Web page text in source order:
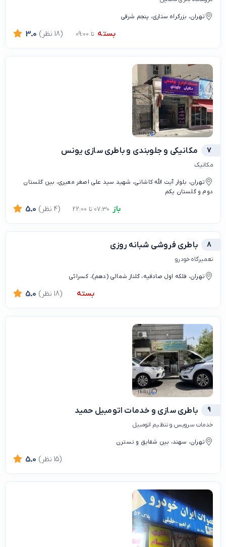
تهران، بزرگراه ستاری، پنجم شرقی
بسته تا 09:00 3.0 (18 نظر)
7 مکانیکی و جلوبندی و باطری سازی یونس
مکانیک
تهران، بلوار آیت الله کاشانی، شهید سید علی اصغر معیری، بین گلستان
دوم و گلستان یکم
باز 5.0 (4 نظر)
8 باطری فروشی شبانه روزی
تعمیرگاه خودرو
تهران، فلکه اول صادقیه، گلناز شمالی (دهم)، کسرائی
بسته 5.0 (18 نظر)
9 باطری سازی و خدمات اتومبیل حمید
خدمات سرویس و تنظیم اتومبیل
تهران، سهند، بین شقایق و نسترن
5.0 (15 نظر)